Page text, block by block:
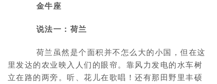
金牛座
说法一：荷兰
荷兰虽然是个面积并不怎么大的小国，但在这
里发达的农业映入人们的眼帘。靠风力发电的水车树
立在路的两旁。听、花儿在歌唱！还有那田野里丰硕